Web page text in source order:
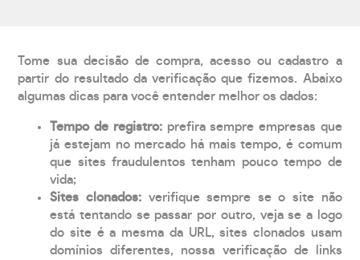
Tome sua decisão de compra, acesso ou cadastro a
partir do resultado da verificação que fizemos. Abaixo
algumas dicas para você entender melhor os dados:
Tempo de registro: prefira sempre empresas que
já estejam no mercado há mais tempo, é comum
que sites fraudulentos tenham pouco tempo de
vida;
Sites clonados: verifique sempre se o site não
está tentando se passar por outro, veja se a logo
do site é a mesma da URL, sites clonados usam
domínios diferentes, nossa verificação de links